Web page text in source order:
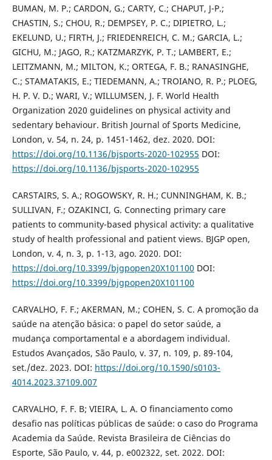
BUMAN, M. P.; CARDON, G.; CARTY, C.; CHAPUT, J-P.;
CHASTIN, S.; CHOU, R.; DEMPSEY, P. C.; DIPIETRO, L.;
EKELUND, U.; FIRTH, J.; FRIEDENREICH, C. M.; GARCIA, L.;
GICHU, M.; JAGO, R.; KATZMARZYK, P. T.; LAMBERT, E.;
LEITZMANN, M.; MILTON, K.; ORTEGA, F. B.; RANASINGHE,
C.; STAMATAKIS, E.; TIEDEMANN, A.; TROIANO, R. P.; PLOEG,
H. P. V. D.; WARI, V.; WILLUMSEN, J. F. World Health
Organization 2020 guidelines on physical activity and
sedentary behaviour. British Journal of Sports Medicine,
London, v. 54, n. 24, p. 1451-1462, dez. 2020. DOI:
https://doi.org/10.1136/bjsports-2020-102955 DOI:
https://doi.org/10.1136/bjsports-2020-102955
CARSTAIRS, S. A.; ROGOWSKY, R. H.; CUNNINGHAM, K. B.;
SULLIVAN, F.; OZAKINCI, G. Connecting primary care
patients to community-based physical activity: a qualitative
study of health professional and patient views. BJGP open,
London, v. 4, n. 3, p. 1-13, ago. 2020. DOI:
https://doi.org/10.3399/bjgpopen20X101100 DOI:
https://doi.org/10.3399/bjgpopen20X101100
CARVALHO, F. F.; AKERMAN, M.; COHEN, S. C. A promoção da
saúde na atenção básica: o papel do setor saúde, a
mudança comportamental e a abordagem individual.
Estudos Avançados, São Paulo, v. 37, n. 109, p. 89-104,
set./dez. 2023. DOI: https://doi.org/10.1590/s0103-
4014.2023.37109.007
CARVALHO, F. F. B; VIEIRA, L. A. O financiamento como
desafio nas políticas públicas de saúde: o caso do Programa
Academia da Saúde. Revista Brasileira de Ciências do
Esporte, São Paulo, v. 44, p. e002322, set. 2022. DOI: